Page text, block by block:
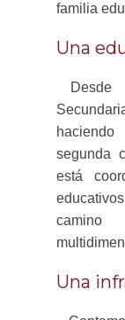
familia
Una
Desde
segunda
está
Una